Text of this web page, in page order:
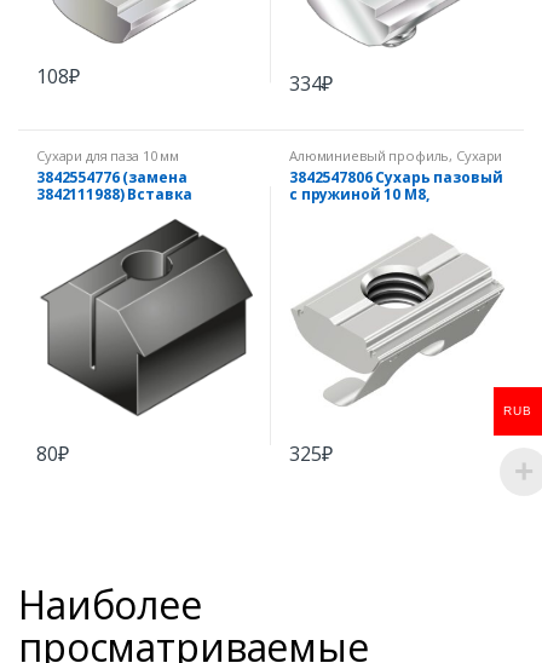
108₽ 334₽
Сухари для паза 10 мм
3842554776 (замена
3842111988) Вставка
80₽
Алюминиевый профиль, Сухари
для паза 10 мм
3842547806 Сухарь пазовый
с пружиной 10 M8,
325₽
Наиболее
просматриваемые
RUB